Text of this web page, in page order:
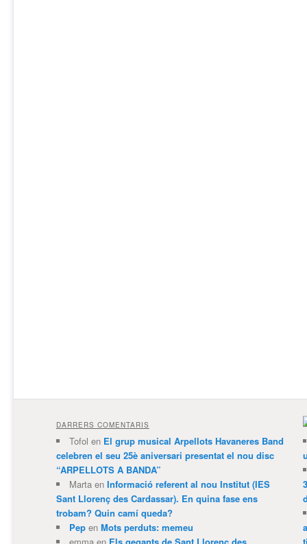
DARRERS COMENTARIS
Tofol en El grup musical Arpellots Havaneres Band
celebren el seu 25è aniversari presentat el nou disc
“ARPELLOTS A BANDA”
Martaen Informació referent al nou Institut (IES
Sant Llorenç des Cardassar). En quina fase ens
trobam? Quin camí queda?
Pepen Mots perduts: memeu